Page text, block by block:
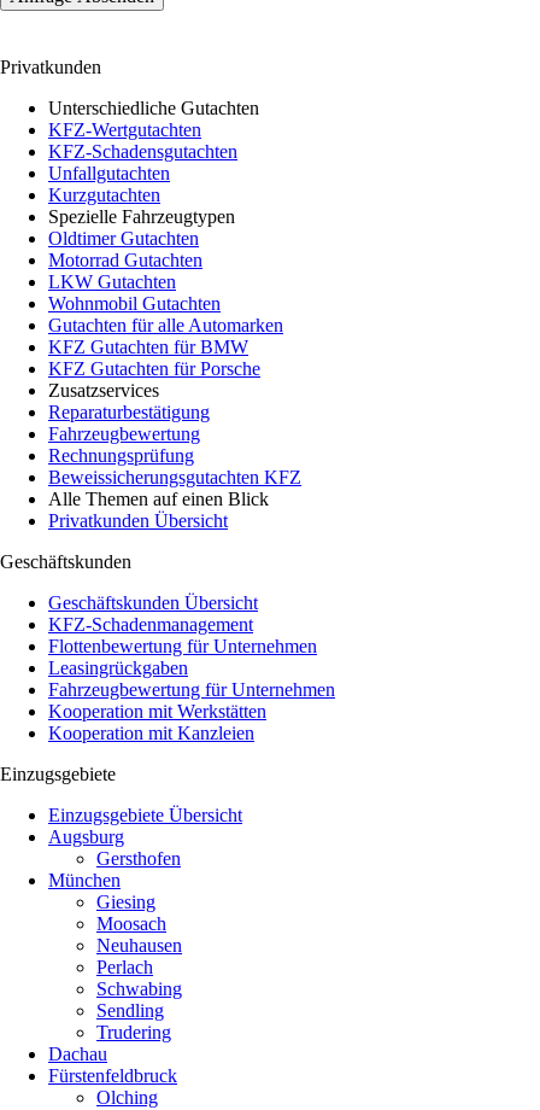
Privatkunden
Unterschiedliche Gutachten
KFZ-Wertgutachten
KFZ-Schadensgutachten
Unfallgutachten
Kurzgutachten
Spezielle Fahrzeugtypen
Oldtimer Gutachten
Motorrad Gutachten
LKW Gutachten
Wohnmobil Gutachten
Gutachten für alle Automarken
KFZ Gutachten für BMW
KFZ Gutachten für Porsche
Zusatzservices
Reparaturbestätigung
Fahrzeugbewertung
Rechnungsprüfung
Beweissicherungsgutachten KFZ
Alle Themen auf einen Blick
Privatkunden Übersicht
Geschäftskunden
Geschäftskunden Übersicht
KFZ-Schadenmanagement
Flottenbewertung für Unternehmen
Leasingrückgaben
Fahrzeugbewertung für Unternehmen
Kooperation mit Werkstätten
Kooperation mit Kanzleien
Einzugsgebiete
Einzugsgebiete Übersicht
Augsburg
Gersthofen
München
Giesing
Moosach
Neuhausen
Perlach
Schwabing
Sendling
Trudering
Dachau
Fürstenfeldbruck
Olching